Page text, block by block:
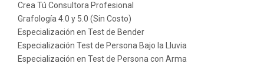
Crea Tú Consultora Profesional
Grafología 4.0 y 5.0 (Sin Costo)
Especialización en Test de Bender
Especialización Test de Persona Bajo la Lluvia
Especialización en Test de Persona con Arma